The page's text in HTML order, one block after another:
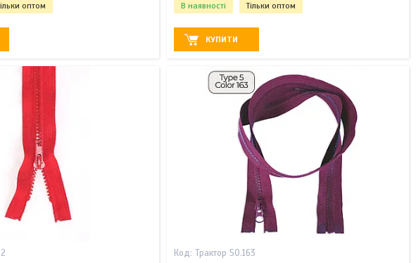
оптом В наявності Тільки оптом
КУПИТИ
Трактор 50.163